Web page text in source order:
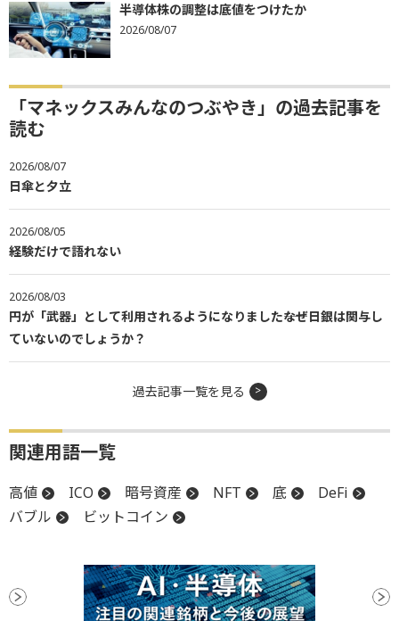
半導体株の調整は底値をつけたか
2026/08/07
「マネックスみんなのつぶやき」の過去記事を
読む
2026/08/07
日傘と夕立
2026/08/05
経験だけで語れない
2026/08/03
円が「武器」として利用されるようになりました――なぜ日銀は関与し
ていないのでしょうか？
過去記事一覧を見る
関連用語一覧
高値 ICO 暗号資産 NFT 底
DeFi
バブル
ビットコイン